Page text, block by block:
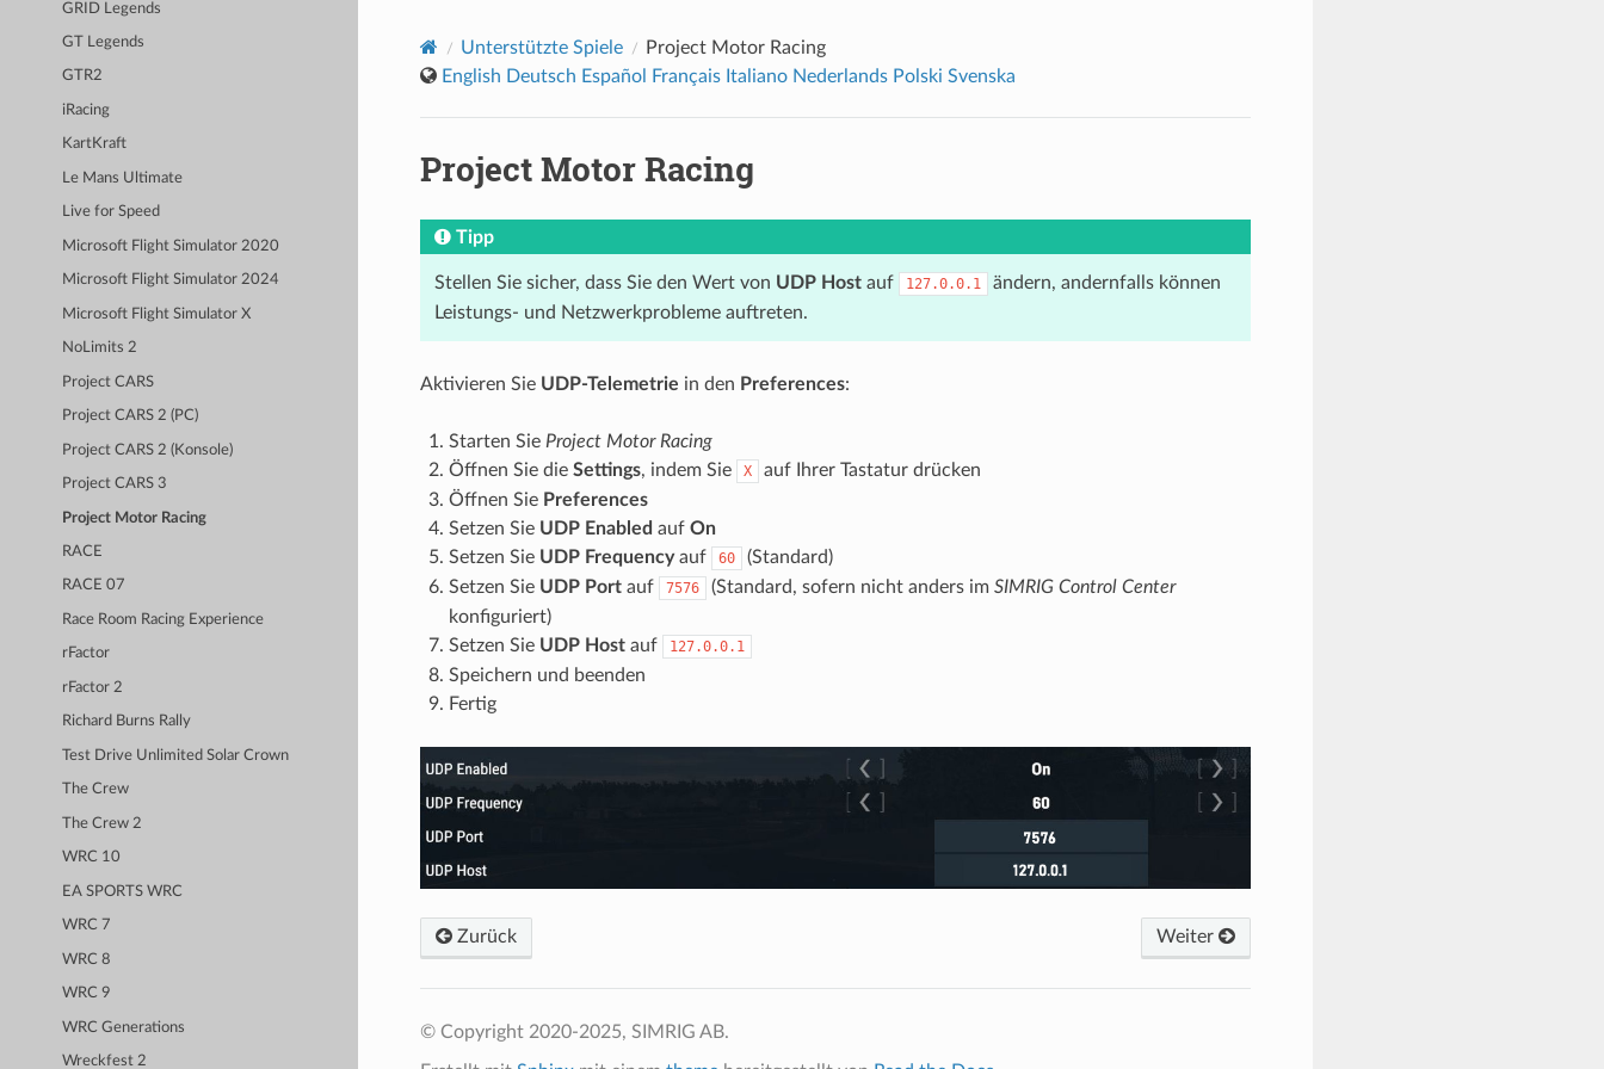
GRID Legends
GT Legends
GTR2
iRacing
KartKraft
Le Mans Ultimate
Live for Speed
Microsoft Flight Simulator 2020
Microsoft Flight Simulator 2024
Microsoft Flight Simulator X
NoLimits 2
Project CARS
Project CARS 2 (PC)
Project CARS 2 (Konsole)
Project CARS 3
Project Motor Racing
RACE
RACE 07
Race Room Racing Experience
rFactor
rFactor 2
Richard Burns Rally
Test Drive Unlimited Solar Crown
The Crew
The Crew 2
WRC 10
EA SPORTS WRC
WRC 7
WRC 8
WRC 9
WRC Generations
Wreckfest 2
Unterstützte Spiele
Project Motor Racing
English Deutsch Español Français Italiano Nederlands Polski Svenska
Project Motor Racing
Tipp
Stellen Sie sicher, dass Sie den Wert von UDP Hostauf 127.0.0.1
ändern, andernfalls können
Leistungs- und Netzwerkprobleme auftreten.
Aktivieren Sie UDP-Telemetrie in den Preferences:
Starten Sie Project Motor Racing
Öffnen Sie die Settings, indem Sie X
auf Ihrer Tastatur drücken
Öffnen Sie Preferences
Setzen Sie UDP Enabled auf On
Setzen Sie UDP Frequencyauf 60
(Standard)
Setzen Sie UDP Portauf 7576 (Standard, sofern nicht anders im SIMRIG Control Center
konfiguriert)
Setzen Sie UDP Hostauf 127.0.0.1
Speichern und beenden
Fertig
Zurück Weiter
© Copyright 2020-2025, SIMRIG AB.